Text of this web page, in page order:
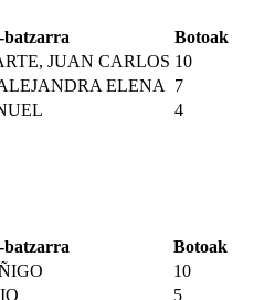
batzarra
Botoak
JUAN CARLOS 10
ELENA
7
4
batzarra
Botoak
10
5